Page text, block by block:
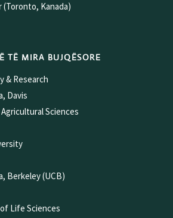
(Toronto, Kanada)
TË MIRA BUJQËSORE
& Research
Davis
Sciences
Berkeley (UCB)
Life Sciences